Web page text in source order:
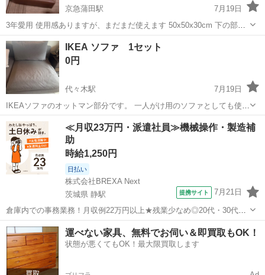
京急蒲田駅
7月19日
3年愛用 使用感ありますが、まだまだ使えます 50x50x30cm 下の部分
のみのため、無料にしております (上の部分はありません) ノークレー
ムノーリターンノーキャンセルでお願いいたします
東京 大田区
IKEA ソファ 1セット
0円
代々木駅
7月19日
IKEAソファのオットマン部分です。 一人がけ用のソファとしても使え
ます。
東京 新宿区 代々木駅 ソファ
≪月収23万円・派遣社員≫機械操作・製造補
助
時給1,250円
日払い
株式会社BREXA Next
茨城県 静駅
提携サイト 7月21日
倉庫内での事務業務！月収例22万円以上★残業少なめ◎20代・30代・
40代の男女活躍中！空調完備で快適作業★食堂利用可◎マイカー通勤
OK◎無料駐車場完備！《茨城県常陸大宮市》 人気の工場のお仕事 ◇
電子部品製造倉庫内の事務...
茨城 常陸大宮市 静駅 その他
運べない家具、無料でお伺い＆即買取もOK！
状態が悪くてもOK！最大限買取します